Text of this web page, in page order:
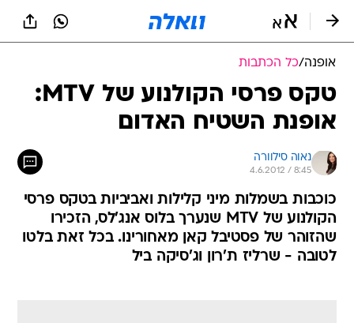
אופנה/כל הכתבות
טקס פרסי הקולנוע של MTV:
אופנת השטיח האדום
נאוה סילוורה
4.6.2012 / 8:45
כוכבות בשמלות מיני קלילות ואביביות בטקס פרסי
הקולנוע של MTV שנערך בלוס אנג'לס, הזכירו
שהזוהר של פסטיבל קאן מאחורינו. בכל זאת בלטו
לטובה - שרליז ת'רון וג'סיקה ביל